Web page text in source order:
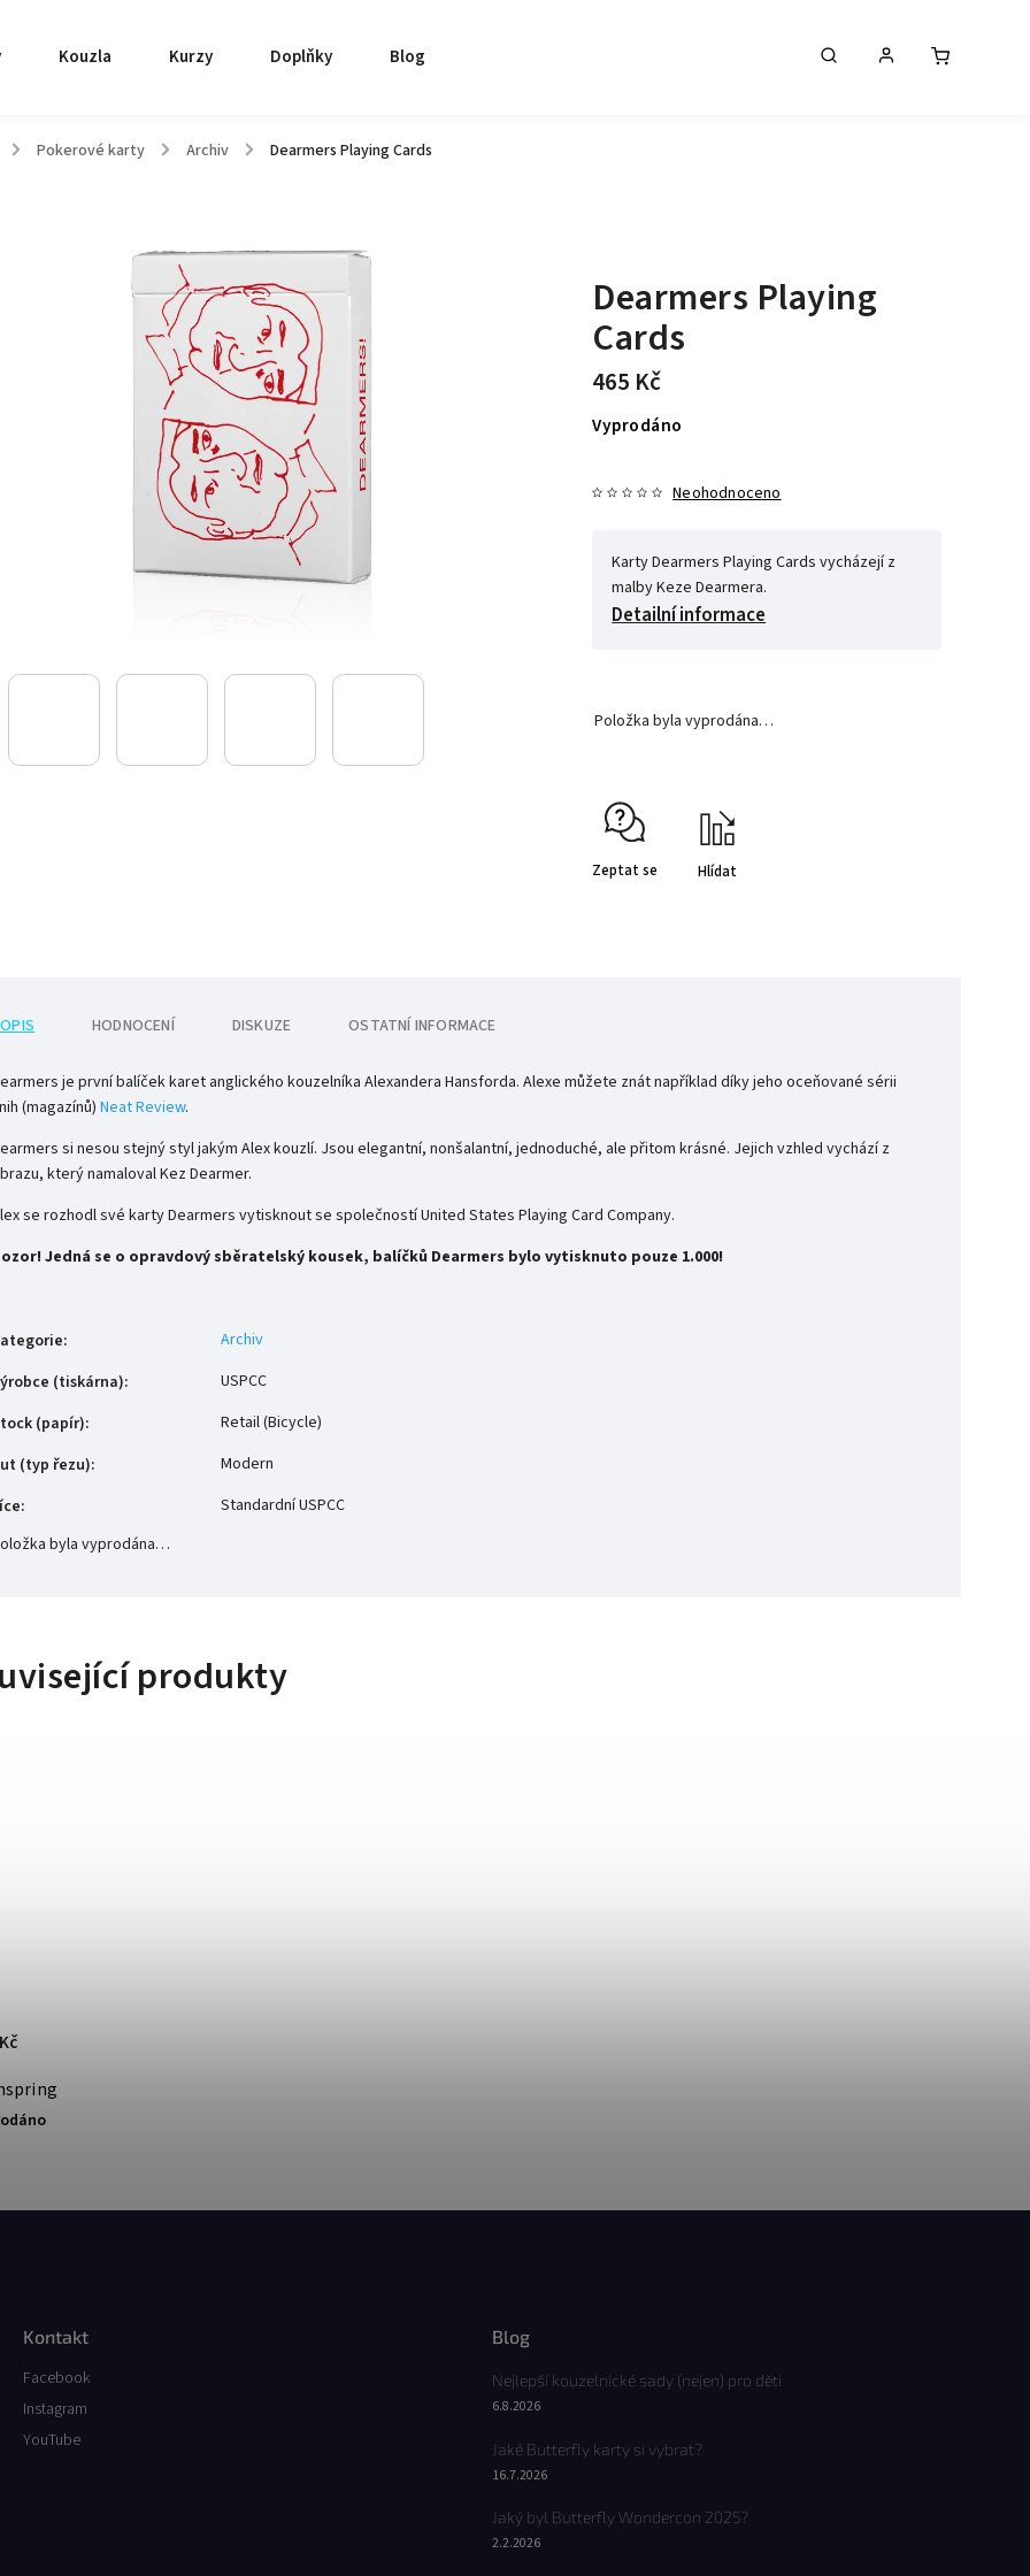
Kouzla Kurzy Doplňky Blog
/ Pokerové karty / Archiv / Dearmers Playing Cards
Dearmers Playing
Cards
465 Kč
Vyprodáno
Neohodnoceno
Karty Dearmers Playing Cards vycházejí z
malby Keze Dearmera.
Detailní informace
Položka byla vyprodána…
Zeptat se Hlídat
HODNOCENÍ DISKUZE OSTATNÍ INFORMACE
je první balíček karet anglického kouzelníka Alexandera Hansforda. Alexe můžete znát například díky jeho oceňované sérii
(magazínů) Neat Review.
si nesou stejný styl jakým Alex kouzlí. Jsou elegantní, nonšalantní, jednoduché, ale přitom krásné. Jejich vzhled vychází z
který namaloval Kez Dearmer.
se rozhodl své karty Dearmers vytisknout se společností United States Playing Card Company.
Jedná se o opravdový sběratelský kousek, balíčků Dearmers bylo vytisknuto pouze 1.000!
:
Archiv
(tiskárna):
USPCC
(papír):
Retail (Bicycle)
(typ řezu):
Modern
:
Standardní USPCC
byla vyprodána…
produkty
Kontakt
Facebook
Instagram
YouTube
Blog
Nejlepší kouzelnické sady (nejen) pro děti
6.8.2026
Jaké Butterfly karty si vybrat?
16.7.2026
Jaký byl Butterfly Wondercon 2025?
2.2.2026